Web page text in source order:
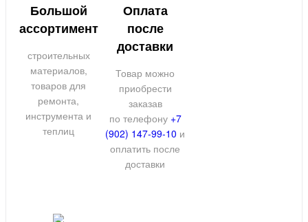
Большой
ассортимент
строительных
материалов,
товаров для
ремонта,
инструмента и
теплиц
Оплата
после
доставки
Товар можно
приобрести
заказав
по телефону +7
(902) 147-99-10 и
оплатить после
доставки